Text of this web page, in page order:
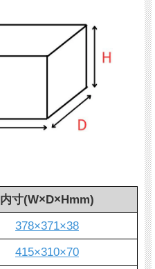
内寸(W×D×Hmm)
378×371×38
415×310×70